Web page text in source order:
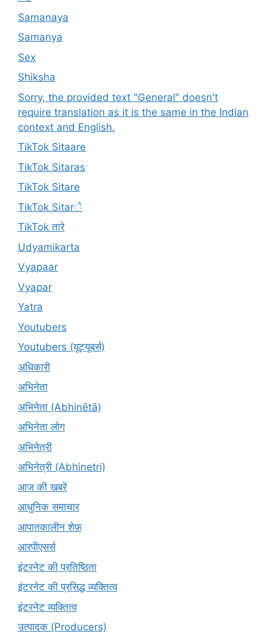
Samanaya
Samanya
Sex
Shiksha
Sorry, the provided text "General" doesn't
require translation as it is the same in the Indian
context and English.
TikTok Sitaare
TikTok Sitaras
TikTok Sitare
TikTok Sitarे
TikTok तारे
Udyamikarta
Vyapaar
Vyapar
Yatra
Youtubers
Youtubers (यूट्यूबर्स)
अधिकारी
अभिनेता
अभिनेता (Abhinētā)
अभिनेता लोग
अभिनेत्री
अभिनेत्री (Abhinetri)
आज की खबरें
आधुनिक समाचार
आपातकालीन शेफ़
आरपीएसर्स
इंटरनेट की प्रतिष्ठिता
इंटरनेट की प्रसिद्ध व्यक्तित्व
इंटरनेट व्यक्तित्व
उत्पादक (Producers)